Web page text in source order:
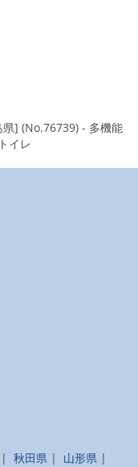
] (No.76739) - 多機能
イレ
| 秋田県 | 山形県 |